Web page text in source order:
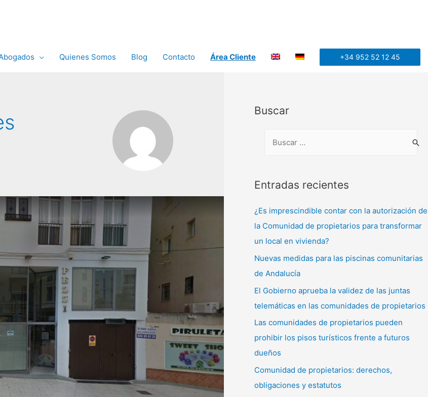
Quienes Somos Blog Contacto Área Cliente +34 952 52 12 45
Buscar
Entradas recientes
¿Es imprescindible contar con la autorización de
la Comunidad de propietarios para transformar
un local en vivienda?
Nuevas medidas para las piscinas comunitarias
de Andalucía
El Gobierno aprueba la validez de las juntas
telemáticas en las comunidades de propietarios
Las comunidades de propietarios pueden
prohibir los pisos turísticos frente a futuros
dueños
Comunidad de propietarios: derechos,
obligaciones y estatutos